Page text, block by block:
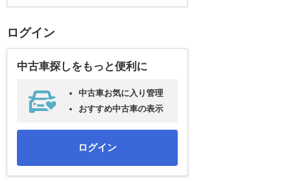
ログイン
中古車探しをもっと便利に
中古車お気に入り管理
おすすめ中古車の表示
ログイン